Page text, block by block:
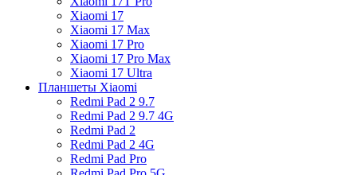
Xiaomi 17
Xiaomi 17 Max
Xiaomi 17 Pro
Xiaomi 17 Pro Max
Xiaomi 17 Ultra
Планшеты Xiaomi
Redmi Pad 2 9.7
Redmi Pad 2 9.7 4G
Redmi Pad 2
Redmi Pad 2 4G
Redmi Pad Pro